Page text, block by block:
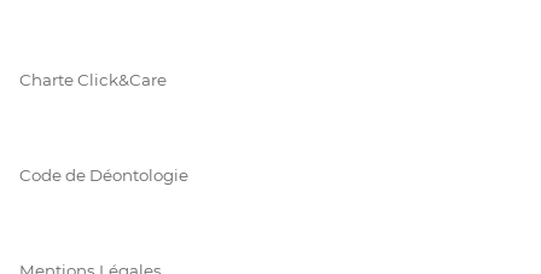
Charte Click&Care
Code de Déontologie